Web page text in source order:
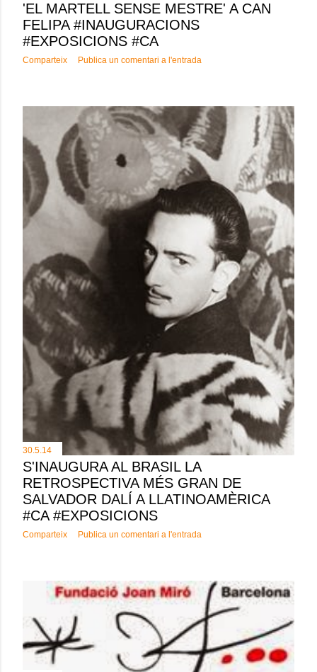
'EL MARTELL SENSE MESTRE' A CAN
FELIPA #INAUGURACIONS
#EXPOSICIONS #CA
Comparteix Publica un comentari a l'entrada
30.5.14
S'INAUGURA AL BRASIL LA
RETROSPECTIVA MÉS GRAN DE
SALVADOR DALÍ A LLATINOAMÈRICA
#CA #EXPOSICIONS
Comparteix Publica un comentari a l'entrada